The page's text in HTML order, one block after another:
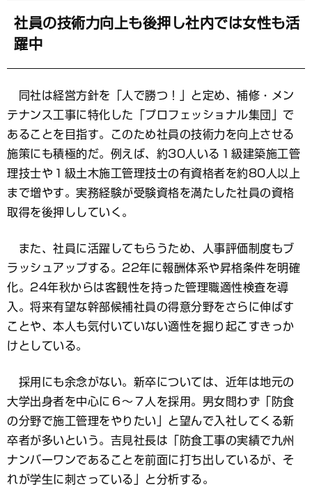
社員の技術力向上も後押し社内では女性も活
躍中
同社は経営方針を「人で勝つ！」と定め、補修・メン
テナンス工事に特化した「プロフェッショナル集団」で
あることを目指す。このため社員の技術力を向上させる
施策にも積極的だ。例えば、約30人いる１級建築施工管
理技士や１級土木施工管理技士の有資格者を約80人以上
まで増やす。実務経験が受験資格を満たした社員の資格
取得を後押ししていく。
また、社員に活躍してもらうため、人事評価制度もブ
ラッシュアップする。22年に報酬体系や昇格条件を明確
化。24年秋からは客観性を持った管理職適性検査を導
入。将来有望な幹部候補社員の得意分野をさらに伸ばす
ことや、本人も気付いていない適性を掘り起こすきっか
けとしている。
採用にも余念がない。新卒については、近年は地元の
大学出身者を中心に６～７人を採用。男女問わず「防食
の分野で施工管理をやりたい」と望んで入社してくる新
卒者が多いという。吉見社長は「防食工事の実績で九州
ナンバーワンであることを前面に打ち出しているが、そ
れが学生に刺さっている」と分析する。